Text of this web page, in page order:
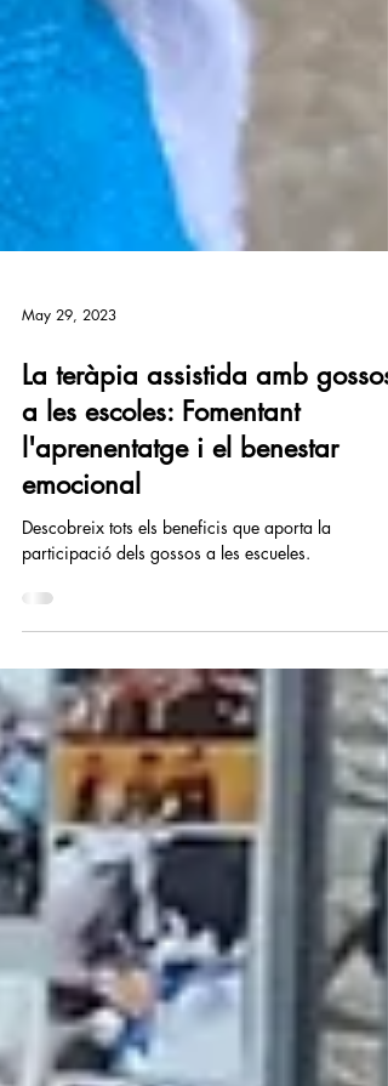
May 29, 2023
La teràpia assistida amb gossos
a les escoles: Fomentant
l'aprenentatge i el benestar
emocional
Descobreix tots els beneficis que aporta la